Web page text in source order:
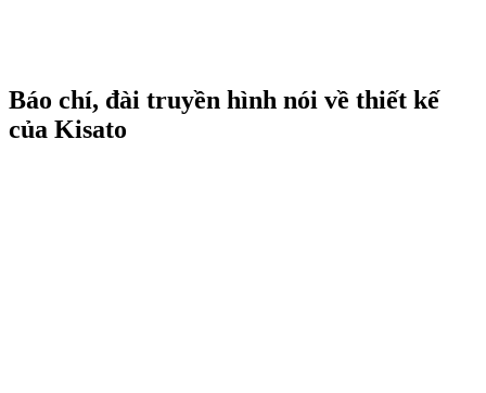
Báo chí, đài truyền hình nói về thiết kế
của Kisato